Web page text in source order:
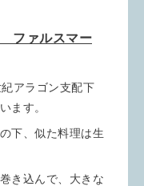
ファルスマー
アラゴン支配下
ます。
下、似た料理は生
き込んで、大きな